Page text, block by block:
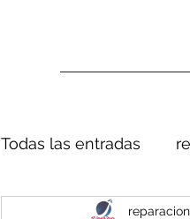
Todas las entradas